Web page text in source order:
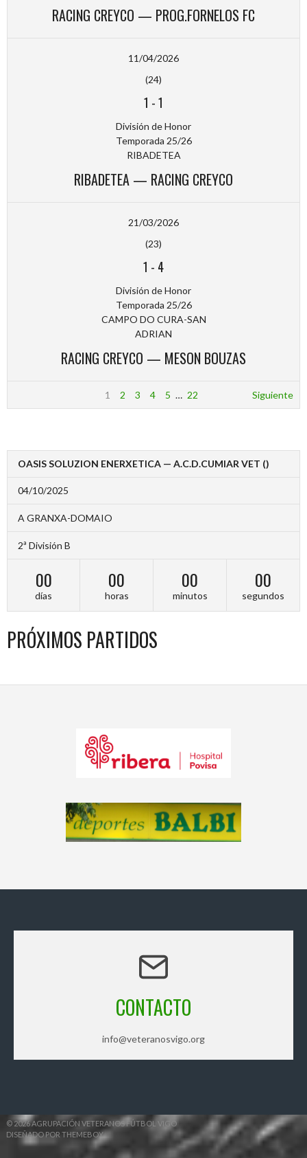
RACING CREYCO — PROG.FORNELOS FC
11/04/2026
(24)
1 -1
División de Honor
Temporada 25/26
RIBADETEA
RIBADETEA — RACING CREYCO
21/03/2026
(23)
1 - 4
División de Honor
Temporada 25/26
CAMPO DO CURA-SAN
ADRIAN
RACING CREYCO — MESON BOUZAS
1 2 3 4 5 … 22 Siguiente
OASIS SOLUZION ENERXETICA — A.C.D.CUMIAR VET ()
04/10/2025
A GRANXA-DOMAIO
2ª División B
00
días
00
horas
00
minutos
00
segundos
PRÓXIMOS PARTIDOS
CONTACTO
info@veteranosvigo.org
© 2026 AGRUPACIÓN VETERANOS FÚTBOL VIGO
DISEÑADO POR THEMEBOY